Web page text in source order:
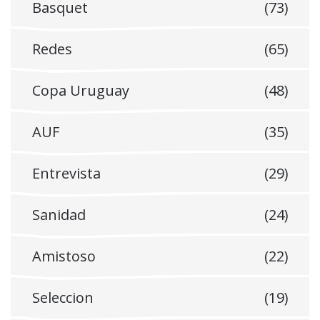
Basquet (73)
Redes (65)
Copa Uruguay (48)
AUF (35)
Entrevista (29)
Sanidad (24)
Amistoso (22)
Seleccion (19)